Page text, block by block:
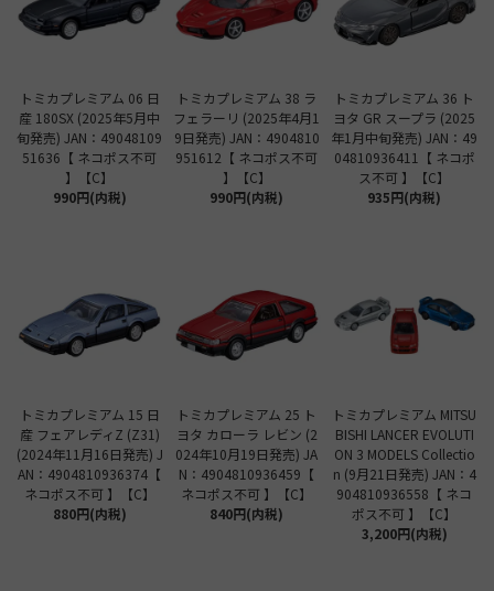
トミカプレミアム 06 日
産 180SX (2025年5月中
旬発売) JAN：49048109
51636【 ネコポス不可
】【C】
990円(内税)
トミカプレミアム 38 ラ
フェラーリ (2025年4月1
9日発売) JAN：4904810
951612【 ネコポス不可
】【C】
990円(内税)
トミカプレミアム 36 ト
ヨタ GR スープラ (2025
年1月中旬発売) JAN：49
04810936411【 ネコポ
ス不可 】【C】
935円(内税)
トミカプレミアム 15 日
産 フェアレディZ (Z31)
(2024年11月16日発売) J
AN：4904810936374【
ネコポス不可 】【C】
880円(内税)
トミカプレミアム 25 ト
ヨタ カローラ レビン (2
024年10月19日発売) JA
N：4904810936459【
ネコポス不可 】【C】
840円(内税)
トミカプレミアム MITSU
BISHI LANCER EVOLUTI
ON 3 MODELS Collectio
n (9月21日発売) JAN：4
904810936558【 ネコ
ポス不可 】【C】
3,200円(内税)